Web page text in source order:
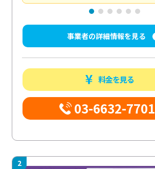
事業者の詳細情報を見る
料金を見る
03-6632-7701
2